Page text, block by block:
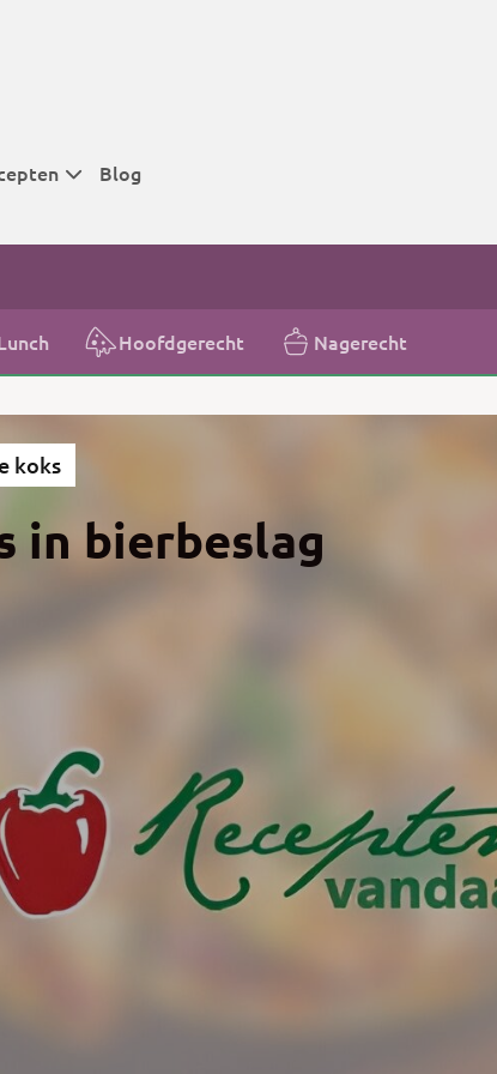
tijden
tijden
Blog
Hoofdgerecht Nagerecht
koks
in bierbeslag